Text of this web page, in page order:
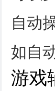
自动
如自
游戏